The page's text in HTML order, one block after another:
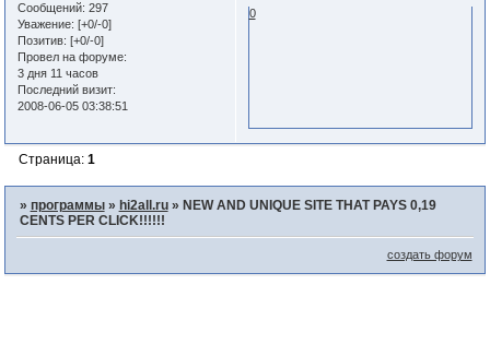
Сообщений: 297
Уважение: [+0/-0]
Позитив: [+0/-0]
Провел на форуме:
3 дня 11 часов
Последний визит:
2008-06-05 03:38:51
0
Страница: 1
» программы » hi2all.ru » NEW AND UNIQUE SITE THAT PAYS 0,19
CENTS PER CLICK!!!!!!
создать форум